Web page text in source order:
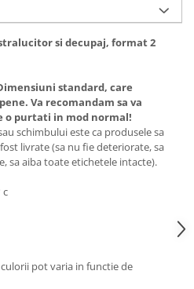
si decupaj, format 2
standard, care
Va recomandam sa va
o purtati in mod normal!
schimbului este ca produsele sa
livrate (sa nu fie deteriorate, sa
sa aiba toate etichetele intacte).
c
pot varia in functie de